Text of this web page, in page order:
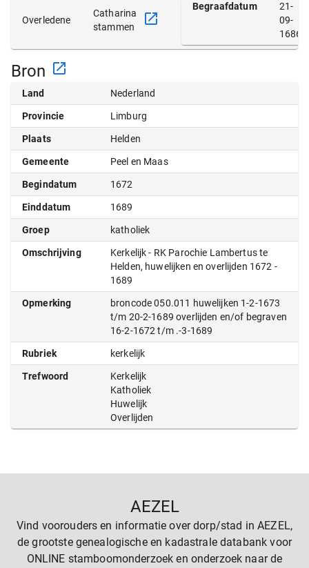
Overledene
Catharina
stammen
Begraafdatum
21-
09-
1686
Bron
Land Nederland
Provincie Limburg
Plaats Helden
Gemeente Peel en Maas
Begindatum 1672
Einddatum 1689
Groep katholiek
Omschrijving
Kerkelijk - RK Parochie Lambertus te
Helden, huwelijken en overlijden 1672 -
1689
Opmerking
broncode 050.011 huwelijken 1-2-1673
t/m 20-2-1689 overlijden en/of begraven
16-2-1672 t/m .-3-1689
Rubriek kerkelijk
Trefwoord
Kerkelijk
Katholiek
Huwelijk
Overlijden
AEZEL
Vind voorouders en informatie over dorp/stad in AEZEL,
de grootste genealogische en kadastrale databank voor
ONLINE stamboomonderzoek en onderzoek naar de